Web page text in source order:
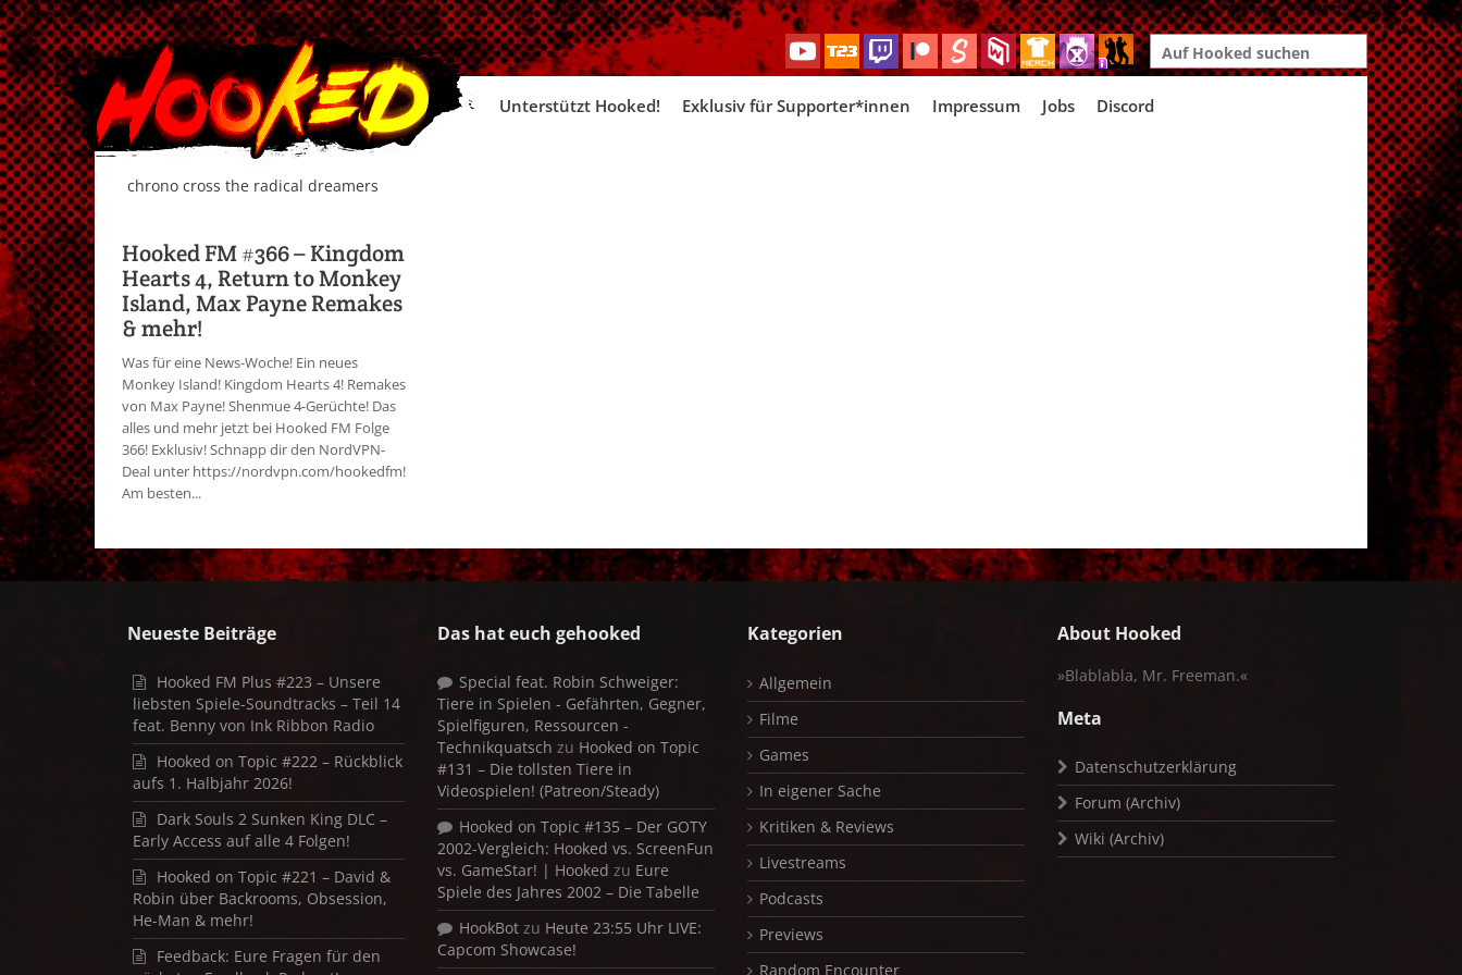
Search
for:
Skip
Unterstützt Hooked! Exklusiv für Supporter*innen Impressum Jobs Discord
chrono cross the radical dreamers
Hooked FM #366 – Kingdom
Hearts 4, Return to Monkey
Island, Max Payne Remakes
& mehr!
Was für eine News-Woche! Ein neues
Monkey Island! Kingdom Hearts 4! Remakes
von Max Payne! Shenmue 4-Gerüchte! Das
alles und mehr jetzt bei Hooked FM Folge
366! Exklusiv! Schnapp dir den NordVPN-
Deal unter https://nordvpn.com/hookedfm!
Am besten...
Neueste Beiträge
Hooked FM Plus #223 – Unsere
liebsten Spiele-Soundtracks – Teil 14
feat. Benny von Ink Ribbon Radio
Hooked on Topic #222 – Rückblick
aufs 1. Halbjahr 2026!
Dark Souls 2 Sunken King DLC –
Early Access auf alle 4 Folgen!
Hooked on Topic #221 – David &
Robin über Backrooms, Obsession,
He-Man & mehr!
Feedback: Eure Fragen für den
Das hat euch gehooked
Special feat. Robin Schweiger:
Tiere in Spielen - Gefährten, Gegner,
Spielfiguren, Ressourcen -
Technikquatsch zu Hooked on Topic
#131 – Die tollsten Tiere in
Videospielen! (Patreon/Steady)
Hooked on Topic #135 – Der GOTY
2002-Vergleich: Hooked vs. ScreenFun
vs. GameStar! | Hooked zu Eure
Spiele des Jahres 2002 – Die Tabelle
HookBot zu Heute 23:55 Uhr LIVE:
Capcom Showcase!
Kategorien
Allgemein
Filme
Games
In eigener Sache
Kritiken & Reviews
Livestreams
Podcasts
Previews
Random Encounter
About Hooked
»Blablabla, Mr. Freeman.«
Meta
Datenschutzerklärung
Forum (Archiv)
Wiki (Archiv)